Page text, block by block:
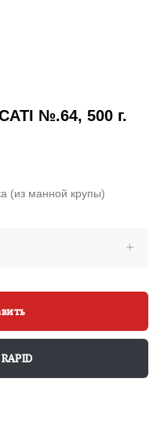
№.64, 500 г.
(из манной крупы)